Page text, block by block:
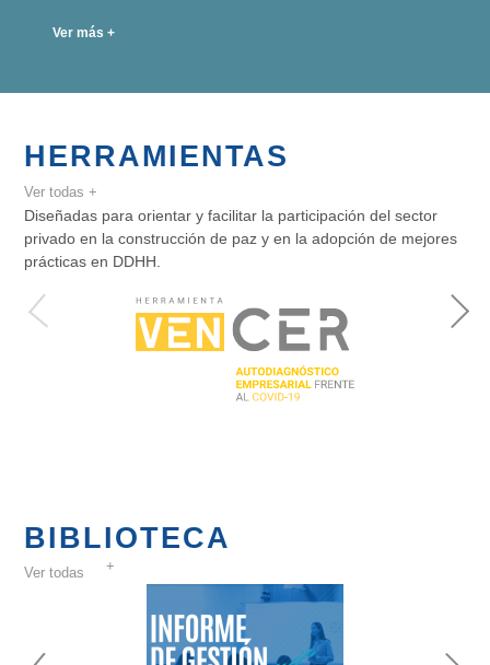
Ver más +
HERRAMIENTAS
Ver todas +
Diseñadas para orientar y facilitar la participación del sector
privado en la construcción de paz y en la adopción de mejores
prácticas en DDHH.
BIBLIOTECA
Ver todas